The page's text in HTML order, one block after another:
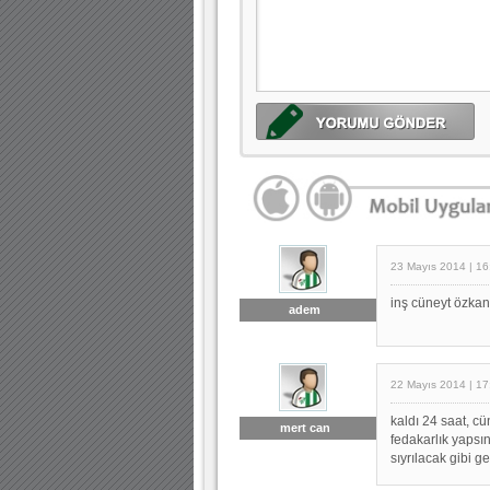
adem
23 Mayıs 2014 |
inş cüneyt
mert can
22 Mayıs 2014 |
kaldı 24 saat,
fedakarlık
sıyrılacak gibi